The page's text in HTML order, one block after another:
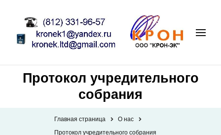
Протокол учредительного
собрания
Главная страница
О нас
Протокол учредительного собрания